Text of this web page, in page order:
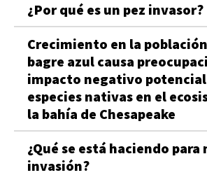
¿Por qué es un pez invasor?
Crecimiento en la
bagre azul causa
impacto negativo potencial
especies nativas en el
la bahía de Chesapeake
¿Qué se está haciendo
invasión?